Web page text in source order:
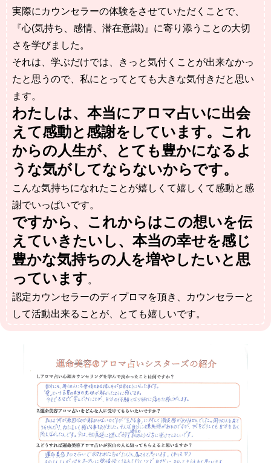
実際にカウンセラーの体験をさせていただくことで、
『心(気持ち、感情、潜在意識)』に寄り添うことの大切
さを学びました。
それは、学ぶだけでは、きっと気付くことが出来なかっ
たと思うので、私にとってとても大きな気付きだと思い
ます。
わたしは、本当にアロマ占いに出会
えて感動と感謝をしています。
これ
からの人生が、とても豊かになるよ
うな気がしてならないからです。
こんな気持ちになれたことが嬉しくて嬉しくて感動と感
謝でいっぱいです。
ですから、これからはこの想いを伝
えていきたいし、本当の幸せを感じ
豊かな気持ちの人を増やしたいと思
っています
認定カウンセラーのディプロマを頂き、カウンセラーと
して活動出来ることが、とても嬉しいです。